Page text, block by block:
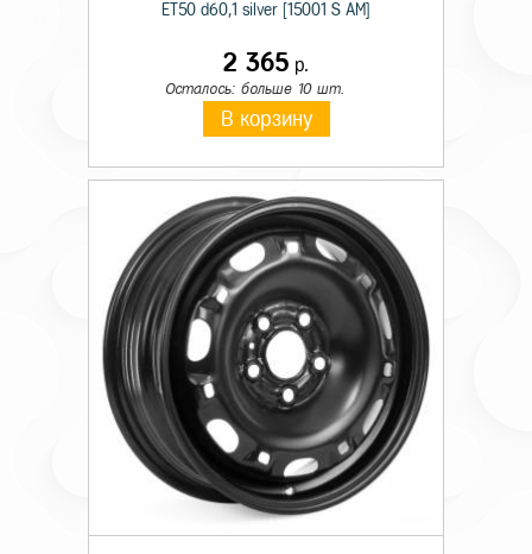
ET50 d60,1 silver [15001 S AM]
2 365 р.
Осталось: больше 10 шт.
В корзину